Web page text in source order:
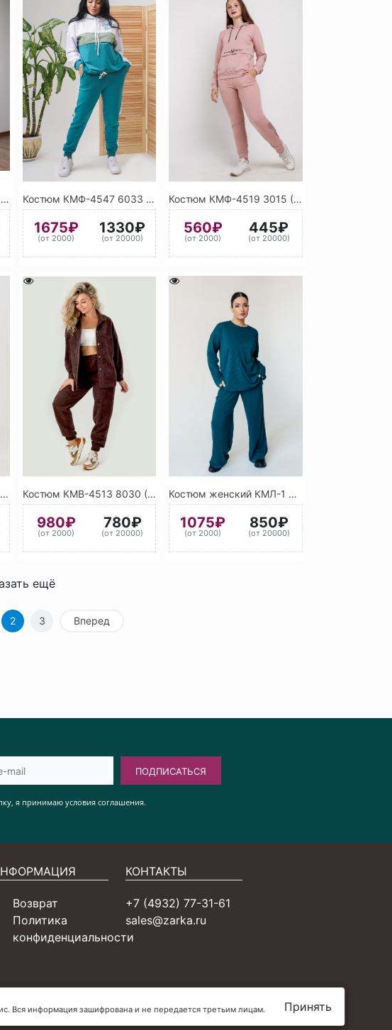
Костюм женский КММ-01 8030 (Коричневый) 1001 (Бежевый) Костюм КМФ-4547 6033 (Мятно-бирюзовый)н
1675₽
(от 2000)
1330₽
(от 20000)
Костюм КМФ-4519 3015 (Светло-розовый)
560₽
(от 2000)
445₽
(от 20000)
Костюм КМФ-4548 8030 (Коричневый)А Костюм КМВ-4513 8030 (Коричневый)
980₽
(от 2000)
780₽
(от 20000)
Костюм женский КМЛ-1 6001 (Изумрудно-зелёный)
1075₽
(от 2000)
850₽
(от 20000)
ещё
2 3 Вперед
ПОДПИСАТЬСЯ
я принимаю условия соглашения.
Возврат
Политика
конфиденциальности
КОНТАКТЫ
+7 (4932) 77-31-61
sales@zarka.ru
Вся информация зашифрована и не передается третьим лицам. Принять